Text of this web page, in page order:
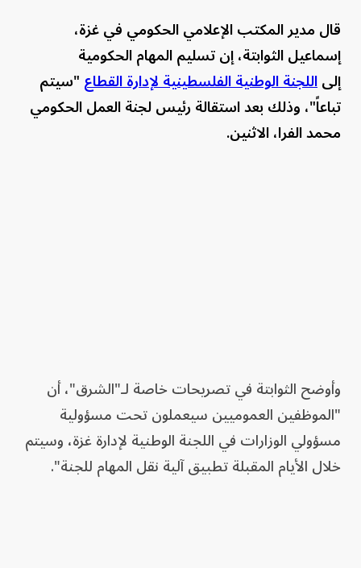
قال مدير المكتب الإعلامي الحكومي في غزة،
إسماعيل الثوابتة، إن تسليم المهام الحكومية
إلىاللجنة الوطنية الفلسطينية لإدارة القطاع"سيتم
تباعاً"، وذلك بعد استقالة رئيس لجنة العمل الحكومي
محمد الفرا، الاثنين.
وأوضح الثوابتة في تصريحات خاصة لـ"الشرق"، أن
"الموظفين العموميين سيعملون تحت مسؤولية
مسؤولي الوزارات في اللجنة الوطنية لإدارة غزة، وسيتم
خلال الأيام المقبلة تطبيق آلية نقل المهام للجنة".